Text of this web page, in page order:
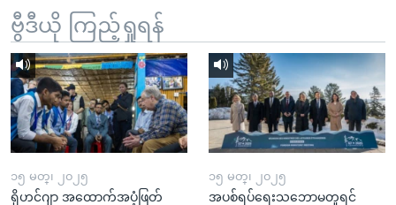
နေရာ
သို့
ကျော်
ရန်
ဗွီဒီယို ကြည့်ရှုရန်
၁၅ မတ္၊ ၂၀၂၅
ရိုဟင်ဂျာ အထောက်အပံ့ဖြတ်
၁၅ မတ္၊ ၂၀၂၅
အပစ်ရပ်ရေးသဘောမတူရင်